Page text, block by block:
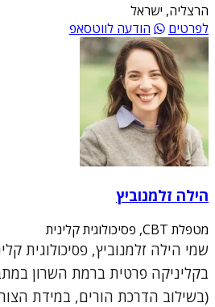
הרצליה, ישראל
לפרטים
הודעה לווטסאפ
הילה זלמנוביץ
מטפלת CBT, פסיכולוגית קלינית
שמי הילה זלמנוביץ, פסיכולוגית
בקליניקה פרטית ברמת השרון
(בשילוב הדרכת הורים, במידת